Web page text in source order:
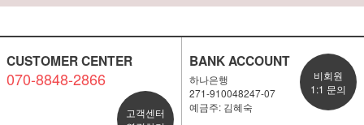
CUSTOMER CENTER
070-8848-2866
고객센터
BANK ACCOUNT
하나은행
271-910048247-07
예금주: 김혜숙
비회원
1:1 문의